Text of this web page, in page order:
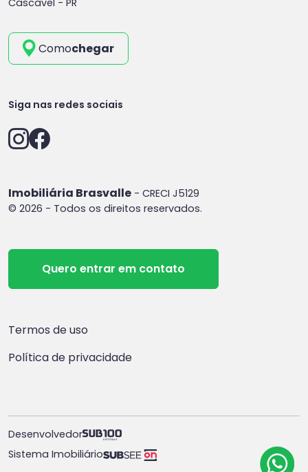
Cascavel - PR
Comochegar
Siga nas redes sociais
Imobiliária Brasvalle - CRECI J5129
© 2026 - Todos os direitos reservados.
Quero entrar em contato
Termos de uso
Política de privacidade
Desenvolvedor
Sistema Imobiliário